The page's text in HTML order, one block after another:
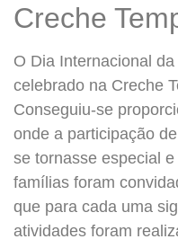
Creche
O Dia Internacional
celebrado na Creche
Conseguiu-se
onde a participação
se tornasse especial
famílias foram
que para cada uma
atividades foram